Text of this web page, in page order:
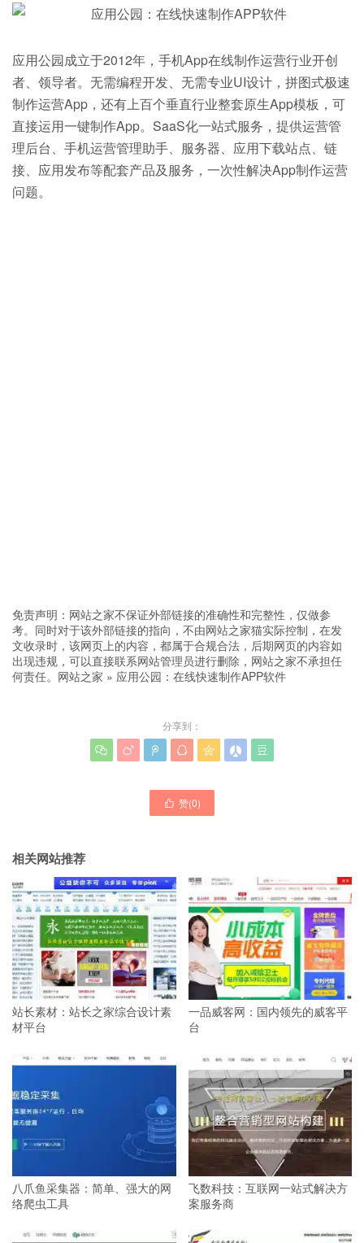
应用公园成立于2012年，手机App在线制作运营行业开创
者、领导者。无需编程开发、无需专业UI设计，拼图式极速
制作运营App，还有上百个垂直行业整套原生App模板，可
直接运用一键制作App。SaaS化一站式服务，提供运营管
理后台、手机运营管理助手、服务器、应用下载站点、链
接、应用发布等配套产品及服务，一次性解决App制作运营
问题。
免责声明：网站之家不保证外部链接的准确性和完整性，仅做参
考。同时对于该外部链接的指向，不由网站之家猫实际控制，在发
文收录时，该网页上的内容，都属于合规合法，后期网页的内容如
出现违规，可以直接联系网站管理员进行删除，网站之家不承担任
何责任。 网站之家 » 应用公园：在线快速制作APP软件
分享到：
      
 赞(0)
相关网站推荐
站长素材：站长之家综合设计素
材平台
一品威客网：国内领先的威客平
台
八爪鱼采集器：简单、强大的网
络爬虫工具
飞数科技：互联网一站式解决方
案服务商